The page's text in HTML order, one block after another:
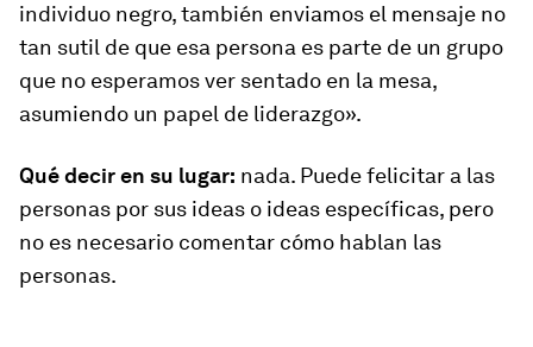
individuo negro, también enviamos el mensaje no
tan sutil de que esa persona es parte de un grupo
que no esperamos ver sentado en la mesa,
asumiendo un papel de liderazgo».
Qué decir en su lugar: nada. Puede felicitar a las
personas por sus ideas o ideas específicas, pero
no es necesario comentar cómo hablan las
personas.